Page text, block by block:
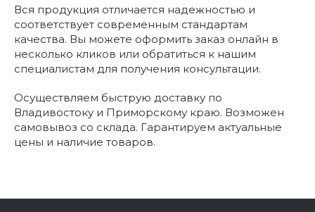
Вся продукция отличается надежностью и
соответствует современным стандартам
качества. Вы можете оформить заказ онлайн в
несколько кликов или обратиться к нашим
специалистам для получения консультации.
Осуществляем быструю доставку по
Владивостоку и Приморскому краю. Возможен
самовывоз со склада. Гарантируем актуальные
цены и наличие товаров.